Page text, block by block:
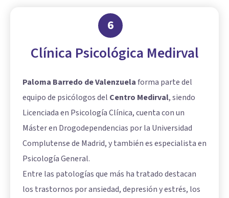
6
Clínica Psicológica Medirval
Paloma Barredo de Valenzuelaforma parte del
equipo de psicólogos del Centro Medirval, siendo
Licenciada en Psicología Clínica, cuenta con un
Máster en Drogodependencias por la Universidad
Complutense de Madrid, y también es especialista en
Psicología General.
Entre las patologías que más ha tratado destacan
los trastornos por ansiedad, depresión y estrés, los